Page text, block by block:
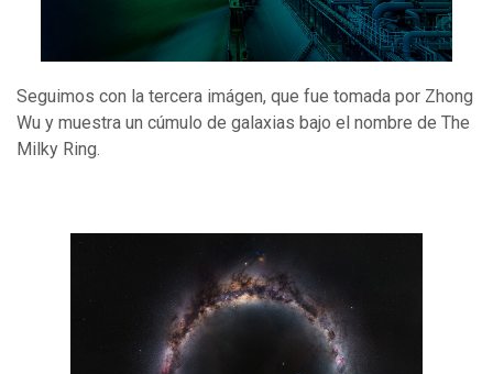
Seguimos con la tercera imágen, que fue tomada por Zhong
Wu y muestra un cúmulo de galaxias bajo el nombre de The
Milky Ring.